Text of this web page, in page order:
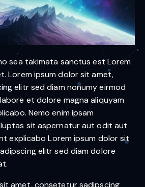
sea takimata sanctus est Lorem
Lorem ipsum dolor sit amet,
elitr sed diam nonumy eirmod
et dolore magna aliquyam
Nemo enim ipsam
sit aspernatur aut odit aut
explicabo Lorem ipsum dolor sit
elitr sed diam dolore
amet, consetetur sadipscing